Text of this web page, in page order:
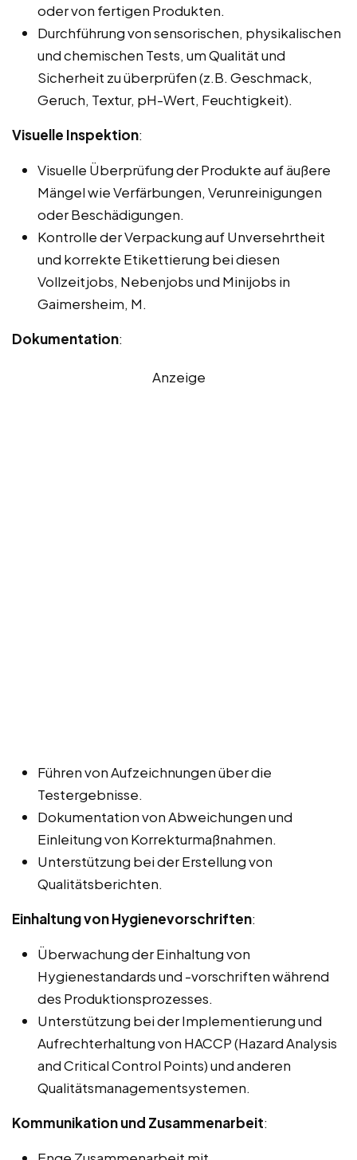
oder von fertigen Produkten.
Durchführung von sensorischen, physikalischen
und chemischen Tests, um Qualität und
Sicherheit zu überprüfen (z.B. Geschmack,
Geruch, Textur, pH-Wert, Feuchtigkeit).
Visuelle Inspektion:
Visuelle Überprüfung der Produkte auf äußere
Mängel wie Verfärbungen, Verunreinigungen
oder Beschädigungen.
Kontrolle der Verpackung auf Unversehrtheit
und korrekte Etikettierung bei diesen
Vollzeitjobs, Nebenjobs und Minijobs in
Gaimersheim, M.
Dokumentation:
Anzeige
Führen von Aufzeichnungen über die
Testergebnisse.
Dokumentation von Abweichungen und
Einleitung von Korrekturmaßnahmen.
Unterstützung bei der Erstellung von
Qualitätsberichten.
Einhaltung von Hygienevorschriften:
Überwachung der Einhaltung von
Hygienestandards und -vorschriften während
des Produktionsprozesses.
Unterstützung bei der Implementierung und
Aufrechterhaltung von HACCP (Hazard Analysis
and Critical Control Points) und anderen
Qualitätsmanagementsystemen.
Kommunikation und Zusammenarbeit: